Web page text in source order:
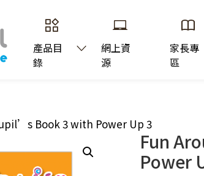
產品目
錄
網上資
源
家長專
區
Book 3 with Power Up 3
Fun
Power